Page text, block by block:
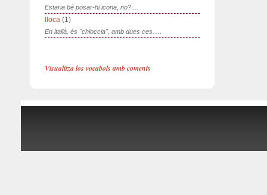
Estaria bé posar-hi icona, no? ...
lloca (1)
En italià, és "chioccia", amb dues ces. ...
Visualitza los vocabols amb coments